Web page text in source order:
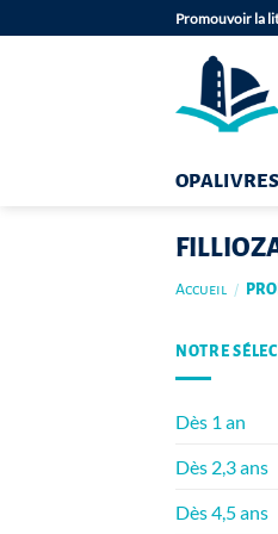
au
Promouvoir la
OPALIVRES
Accueil /
NOTRE
Dès 1 an
Dès 2,3 ans
Dès 4,5 ans